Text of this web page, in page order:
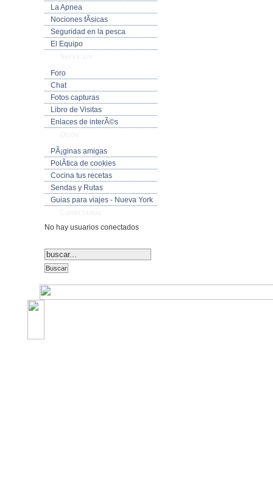
La Apnea
Nociones fÃ­sicas
Seguridad en la pesca
El Equipo
Foro
Chat
Fotos capturas
Libro de Visitas
Enlaces de interÃ©s
PÃ¡ginas amigas
PolÃ­tica de cookies
Cocina tus recetas
Sendas y Rutas
Guias para viajes - Nueva York
No hay usuarios conectados